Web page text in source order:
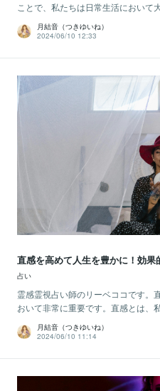
ことで、私たちは日常生活において
月結音（つきゆいね）
2024/06/10 12:33
直感を高めて人生を豊かに！効果
占い
霊感霊視占い師のリーベココです。
おいて非常に重要です。直感とは、
月結音（つきゆいね）
2024/06/10 11:14